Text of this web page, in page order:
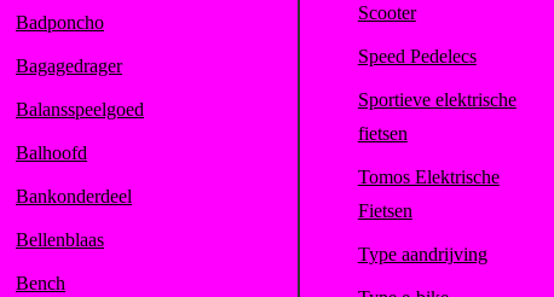
Badponcho
Bagagedrager
Balansspeelgoed
Balhoofd
Bankonderdeel
Bellenblaas
Bench
Scooter
Speed Pedelecs
Sportieve elektrische
fietsen
Tomos Elektrische
Fietsen
Type aandrijving